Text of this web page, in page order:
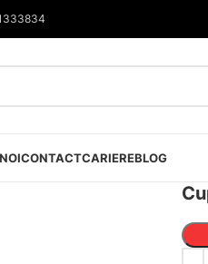
CONTACTCARIEREBLOG